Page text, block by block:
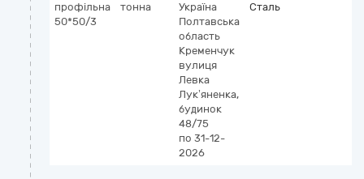
профільна
50*50/3
тонна
Україна
Полтавська
область
Кременчук
вулиця
Левка
Лук’яненка,
будинок
48/75
по 31-12-
2026
Сталь